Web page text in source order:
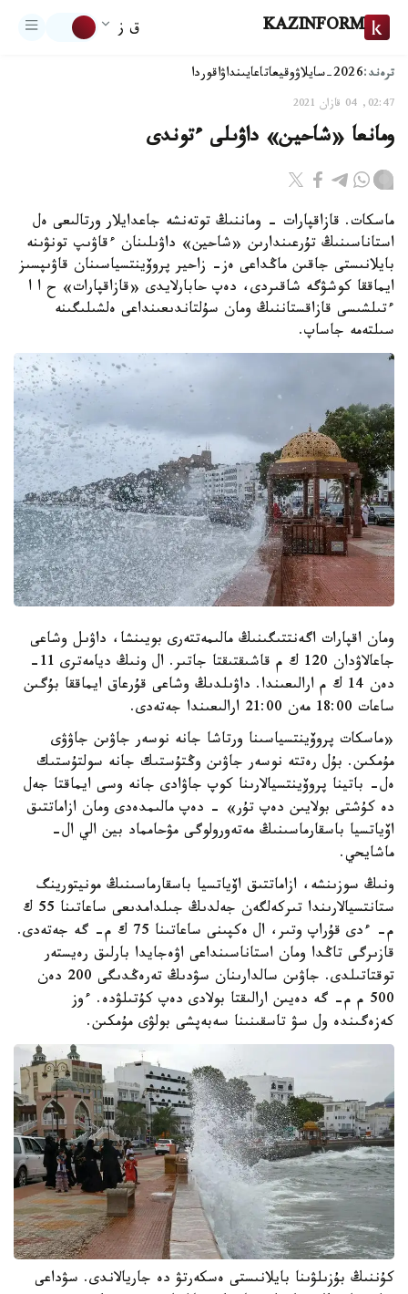
KAZINFORM ق ز
ترەند:2026-سايلاۋ وقيعاتاعايىنداۋاقوردا
02:47, 04 قازان 2021
ومانعا «شاحين» داۋىلى ءتوندى
ماسكات. قازاقپارات - وماننىڭ توتەنشە جاعدايلار ورتالىعى ەل
استاناسىنىڭ تۇرعىندارىن «شاحين» داۋىلىنان ءقاۋىپ تونۋىنە
بايلانىستى جاقىن ماڭداعى ەز- زاحير پروۆينتسياسىنان قاۋىپسىز
ايماققا كوشۋگە شاقىردى، دەپ حابارلايدى «قازاقپارات» ح ا ا
ءتىلشىسى قازاقستاننىڭ ومان سۇلتاندىعىنداعى ەلشىلىگىنە
سىلتەمە جاساپ.
ومان اقپارات اگەنتتىگىنىڭ مالىمەتتەرى بويىنشا، داۋىل وشاعى
جاعالاۋدان 120 ك م قاشىقتىقتا جاتىر. ال ونىڭ ديامەترى 11-
دەن 14 ك م ارالىعىندا. داۋىلدىڭ وشاعى قۇرعاق ايماققا بۇگىن
ساعات 18:00 مەن 21:00 ارالىعىندا جەتەدى.
«ماسكات پروۆينتسياسىنا ورتاشا جانە نوسەر جاۋىن جاۋۋى
مۇمكىن. بۇل رەتتە نوسەر جاۋىن وڭتۇستىك جانە سولتۇستىك
ەل- باتينا پروۆينتسيالارىنا كوپ جاۋادى جانە وسى ايماقتا جەل
دە كۇشتى بولايىن دەپ تۇر» - دەپ مالىمدەدى ومان ازاماتتىق
اۆياتسيا باسقارماسىنىڭ مەتەورولوگى مۋحامماد بين الي ال-
ماشايحي.
ونىڭ سوزىنشە، ازاماتتىق اۆياتسيا باسقارماسىنىڭ مونيتورينگ
ستانتسيالارىندا تىركەلگەن جەلدىڭ جىلدامدىعى ساعاتىنا 55 ك
م- ءدى قۇراپ وتىر، ال ەكپىنى ساعاتىنا 75 ك م- گە جەتەدى.
قازىرگى تاڭدا ومان استاناسىنداعى اۋەجايدا بارلىق رەيستەر
توقتاتىلدى. جاۋىن سالدارىنان سۋدىڭ تەرەڭدىگى 200 دەن
500 م م- گە دەيىن ارالىقتا بولادى دەپ كۇتىلۋدە. ءوز
كەزەگىندە ول سۋ تاسقىنىنا سەبەپشى بولۋى مۇمكىن.
كۇننىڭ بۇزىلۋىنا بايلانىستى ەسكەرتۋ دە جاريالاندى. سۋداعى